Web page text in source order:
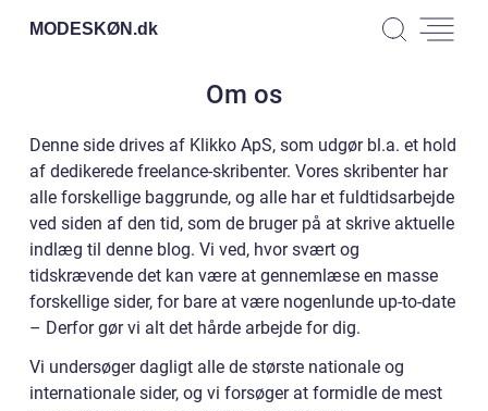
MODESKØN.dk
Om os
Denne side drives af Klikko ApS, som udgør bl.a. et hold
af dedikerede freelance-skribenter. Vores skribenter har
alle forskellige baggrunde, og alle har et fuldtidsarbejde
ved siden af den tid, som de bruger på at skrive aktuelle
indlæg til denne blog. Vi ved, hvor svært og
tidskrævende det kan være at gennemlæse en masse
forskellige sider, for bare at være nogenlunde up-to-date
– Derfor gør vi alt det hårde arbejde for dig.
Vi undersøger dagligt alle de største nationale og
internationale sider, og vi forsøger at formidle de mest